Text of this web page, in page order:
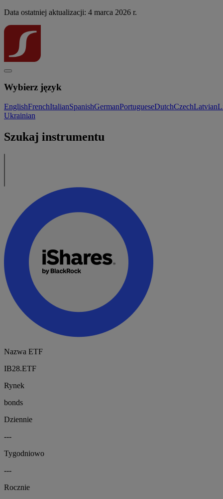
Data ostatniej aktualizacji: 4 marca 2026 r.
Wybierz język
EnglishFrenchItalianSpanishGermanPortugueseDutchCzechLatvian
Ukrainian
Szukaj instrumentu
Nazwa ETF
IB28.ETF
Rynek
bonds
Dziennie
---
Tygodniowo
---
Rocznie